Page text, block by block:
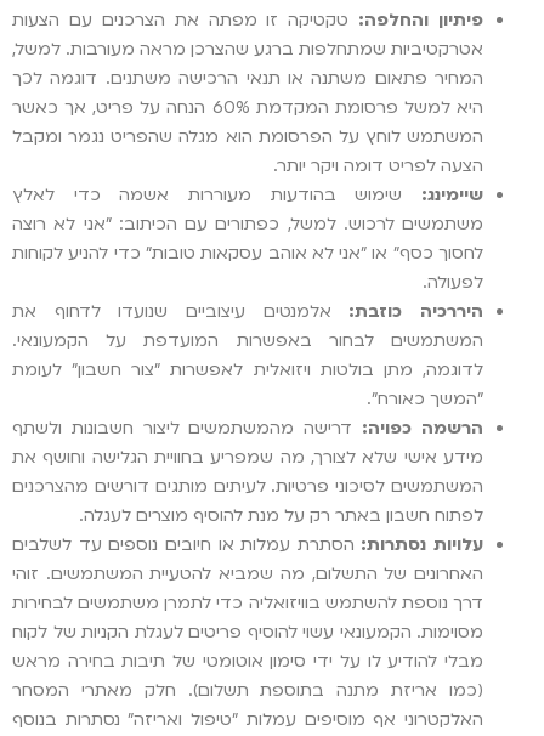
פיתיון והחלפה: טקטיקה זו מפתה את הצרכנים עם הצעות
אטרקטיביות שמתחלפות ברגע שהצרכן מראה מעורבות. למשל,
המחיר פתאום משתנה או תנאי הרכישה משתנים. דוגמה לכך
היא למשל פרסומת המקדמת 60% הנחה על פריט, אך כאשר
המשתמש לוחץ על הפרסומת הוא מגלה שהפריט נגמר ומקבל
הצעה לפריט דומה ויקר יותר.
שיימינג: שימוש בהודעות מעוררות אשמה כדי לאלץ
משתמשים לרכוש. למשל, כפתורים עם הכיתוב: "אני לא רוצה
לחסוך כסף" או "אני לא אוהב עסקאות טובות" כדי להניע לקוחות
לפעולה.
היררכיה כוזבת: אלמנטים עיצוביים שנועדו לדחוף את
המשתמשים לבחור באפשרות המועדפת על הקמעונאי.
לדוגמה, מתן בולטות ויזואלית לאפשרות "צור חשבון" לעומת
"המשך כאורח".
הרשמה כפויה: דרישה מהמשתמשים ליצור חשבונות ולשתף
מידע אישי שלא לצורך, מה שמפריע בחוויית הגלישה וחושף את
המשתמשים לסיכוני פרטיות. לעיתים מותגים דורשים מהצרכנים
לפתוח חשבון באתר רק על מנת להוסיף מוצרים לעגלה.
עלויות נסתרות: הסתרת עמלות או חיובים נוספים עד לשלבים
האחרונים של התשלום, מה שמביא להטעיית המשתמשים. זוהי
דרך נוספת להשתמש בוויזואליה כדי לתמרן משתמשים לבחירות
מסוימות. הקמעונאי עשוי להוסיף פריטים לעגלת הקניות של לקוח
מבלי להודיע לו על ידי סימון אוטומטי של תיבות בחירה מראש
(כמו אריזת מתנה בתוספת תשלום). חלק מאתרי המסחר
האלקטרוני אף מוסיפים עמלות "טיפול ואריזה" נסתרות בנוסף